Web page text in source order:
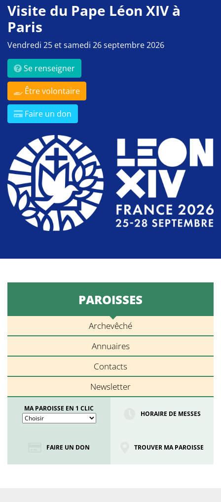
Visite du Pape Léon XIV à
Paris
Vendredi 25 et samedi 26 septembre 2026
Se renseigner
Être volontaire
Faire un don
PAROISSES
Archevêché
Annuaires
Contacts
Newsletter
MA PAROISSE EN 1 CLIC
HORAIRE DE MESSES
FAIRE UN DON TROUVER MA PAROISSE